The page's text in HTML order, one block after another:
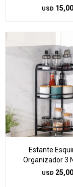
USD 15,00
Estante
Organizador 3
USD 25,00